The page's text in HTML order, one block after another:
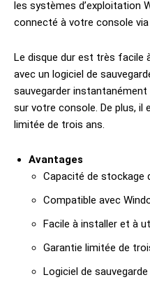
les systèmes d’exploitation
connecté à votre console via
Le disque dur est très facile
avec un logiciel de
sauvegarder
sur votre console. De plus, il
limitée de trois ans.
Avantages
Capacité de stockage
Compatible avec
Facile à installer et à
Garantie limitée de
Logiciel de